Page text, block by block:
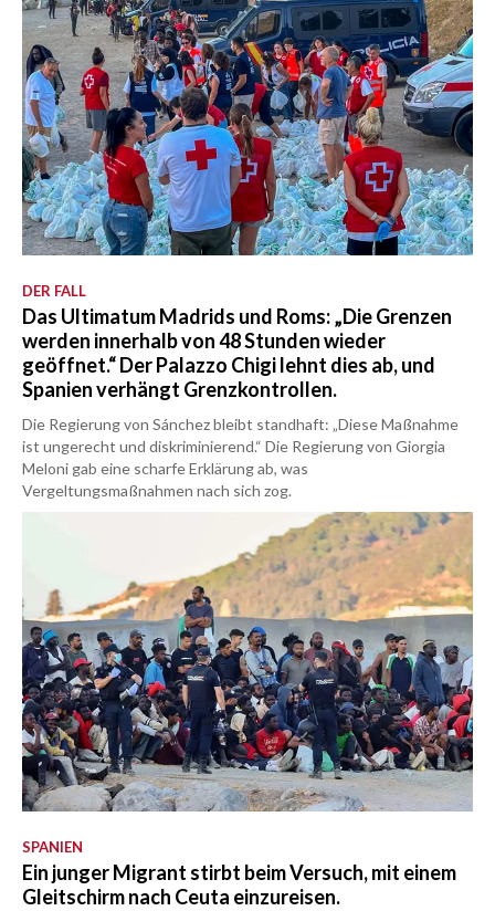
DER FALL
Das Ultimatum Madrids und Roms: „Die Grenzen
werden innerhalb von 48 Stunden wieder
geöffnet.“ Der Palazzo Chigi lehnt dies ab, und
Spanien verhängt Grenzkontrollen.
Die Regierung von Sánchez bleibt standhaft: „Diese Maßnahme
ist ungerecht und diskriminierend.“ Die Regierung von Giorgia
Meloni gab eine scharfe Erklärung ab, was
Vergeltungsmaßnahmen nach sich zog.
SPANIEN
Ein junger Migrant stirbt beim Versuch, mit einem
Gleitschirm nach Ceuta einzureisen.